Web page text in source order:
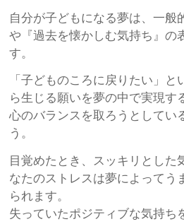
自分が子どもになる夢は、一般
や『過去を懐かしむ気持ち』の
す。
「子どものころに戻りたい」
ら生じる願いを夢の中で実現す
心のバランスを取ろうとしてい
う。
目覚めたとき、スッキリとした
なたのストレスは夢によってう
られます。
失っていたポジティブな気持ち